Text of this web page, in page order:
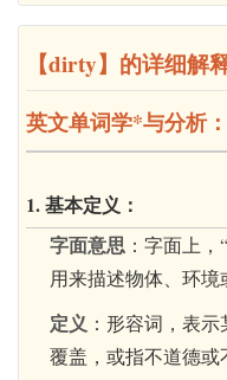
【dirty】的详细解
英文单词学*与分析
1. 基本定义：
字面意思 ：字面上
用来描述物体、环境
定义 ：形容词，表
覆盖，或指不道德或